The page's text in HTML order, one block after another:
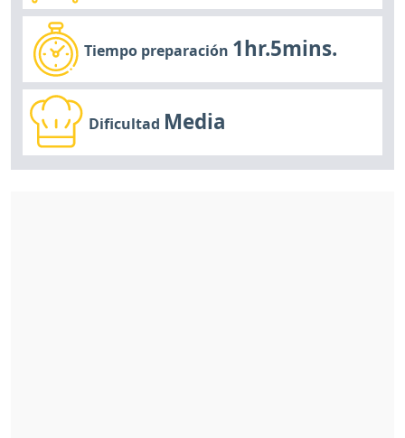
Tiempo preparación 1hr.5mins.
Dificultad Media